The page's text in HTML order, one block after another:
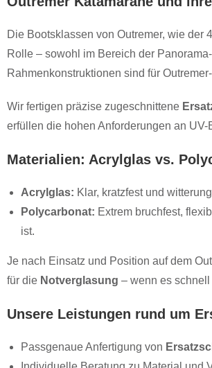
Die Bootsklassen von Outremer, wie der
Rolle – sowohl im Bereich der
Rahmenkonstruktionen sind für
Wir fertigen präzise zugeschnittene
erfüllen die hohen Anforderungen an
Materialien: Acrylglas vs.
Acrylglas: Klar, kratzfest und
Polycarbonat: Extrem bruchfest,
ist.
Je nach Einsatz und Position auf dem
für die Notverglasung – wenn es
Unsere Leistungen rund um
Passgenaue Anfertigung von